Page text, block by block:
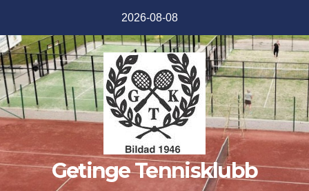
innehåll
2026-08-08
Getinge Tennisklubb